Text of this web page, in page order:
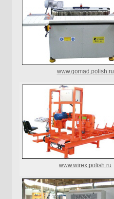
www.gomad.polish.ru
www.wirex.polish.ru